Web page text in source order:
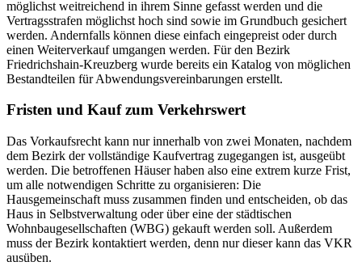
möglichst weitreichend in ihrem Sinne gefasst werden und die
Vertragsstrafen möglichst hoch sind sowie im Grundbuch gesichert
werden. Andernfalls können diese einfach eingepreist oder durch
einen Weiterverkauf umgangen werden. Für den Bezirk
Friedrichshain-Kreuzberg wurde bereits ein Katalog von möglichen
Bestandteilen für Abwendungsvereinbarungen erstellt.
Fristen und Kauf zum Verkehrswert
Das Vorkaufsrecht kann nur innerhalb von zwei Monaten, nachdem
dem Bezirk der vollständige Kaufvertrag zugegangen ist, ausgeübt
werden. Die betroffenen Häuser haben also eine extrem kurze Frist,
um alle notwendigen Schritte zu organisieren: Die
Hausgemeinschaft muss zusammen finden und entscheiden, ob das
Haus in Selbstverwaltung oder über eine der städtischen
Wohnbaugesellschaften (WBG) gekauft werden soll. Außerdem
muss der Bezirk kontaktiert werden, denn nur dieser kann das VKR
ausüben.